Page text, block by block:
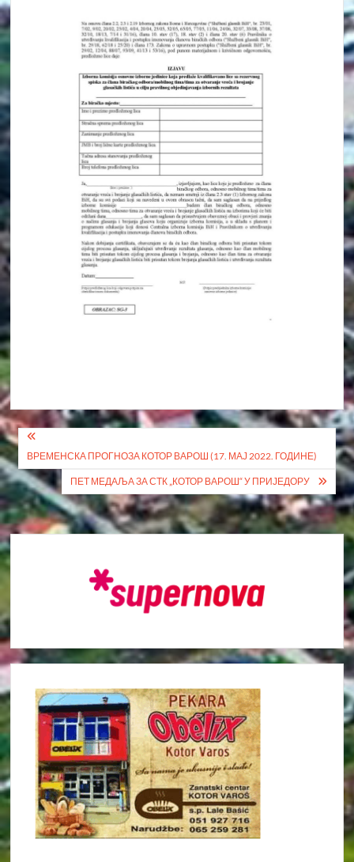
Кретање
чланка
ВРЕМЕНСКА ПРОГНОЗА КОТОР ВАРОШ (17. МАЈ 2022. ГОДИНЕ)
ПЕТ МЕДАЉА ЗА СТК „КОТОР ВАРОШ“ У ПРИЈЕДОРУ